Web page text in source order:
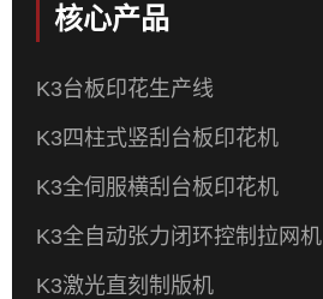
核心产品
K3台板印花生产线
K3四柱式竖刮台板印花机
K3全伺服横刮台板印花机
K3全自动张力闭环控制拉网机
K3激光直刻制版机